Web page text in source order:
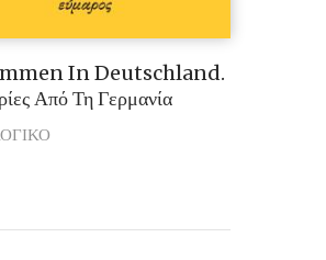
In Deutschland.
Από Τη Γερμανία